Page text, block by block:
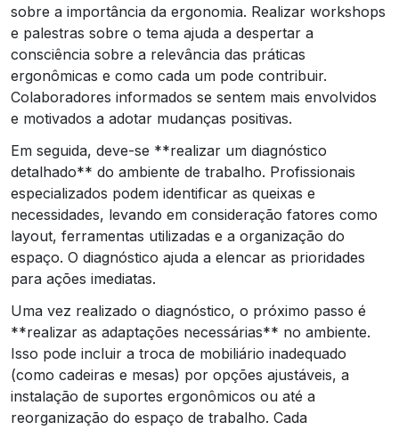
sobre a importância da ergonomia. Realizar workshops
e palestras sobre o tema ajuda a despertar a
consciência sobre a relevância das práticas
ergonômicas e como cada um pode contribuir.
Colaboradores informados se sentem mais envolvidos
e motivados a adotar mudanças positivas.
Em seguida, deve-se **realizar um diagnóstico
detalhado** do ambiente de trabalho. Profissionais
especializados podem identificar as queixas e
necessidades, levando em consideração fatores como
layout, ferramentas utilizadas e a organização do
espaço. O diagnóstico ajuda a elencar as prioridades
para ações imediatas.
Uma vez realizado o diagnóstico, o próximo passo é
**realizar as adaptações necessárias** no ambiente.
Isso pode incluir a troca de mobiliário inadequado
(como cadeiras e mesas) por opções ajustáveis, a
instalação de suportes ergonômicos ou até a
reorganização do espaço de trabalho. Cada